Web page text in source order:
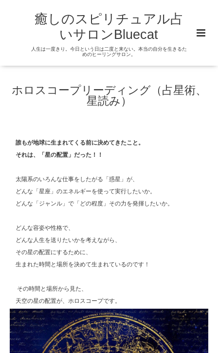
癒しのスピリチュアル占
いサロンBluecat
人生は一度きり。今日という日は二度と来ない。本当の自分を生きるた
めのヒーリングサロン。
ホロスコープリーディング（占星術、
星読み）
誰もが地球に生まれてくる前に決めてきたこと。
それは、「星の配置」だった！！
太陽系のいろんな仕事をしたがる「惑星」が、
どんな「星座」のエネルギーを使って実行したいか。
どんな「ジャンル」で「どの程度」その力を発揮したいか。
どんな容姿や性格で、
どんな人生を送りたいかを考えながら、
その星の配置にするために、
生まれた時間と場所を決めて生まれているのです！
その時間と場所から見た、
天空の星の配置が、ホロスコープです。